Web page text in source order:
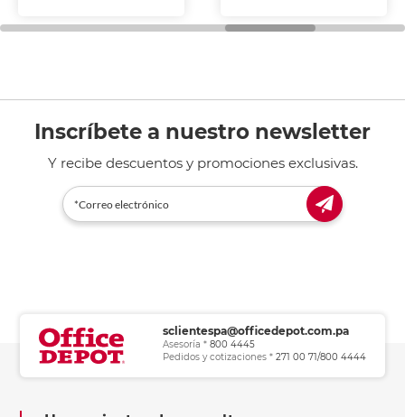
general de oficina.
Inscríbete a nuestro newsletter
Y recibe descuentos y promociones exclusivas.
sclientespa@officedepot.com.pa
Asesoría * 800 4445
Pedidos y cotizaciones * 271 00 71/800 4444